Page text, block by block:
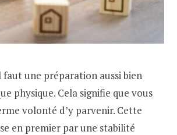
une préparation aussi bien
physique. Cela signifie que vous
volonté d’y parvenir. Cette
en premier par une stabilité